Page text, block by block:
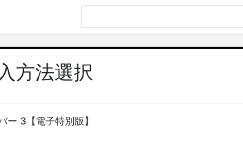
方法選択
ー 3【電子特別版】